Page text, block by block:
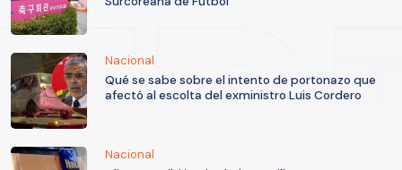
Nacional
Qué se sabe sobre el intento de portonazo que
afectó al escolta del exministro Luis Cordero
Nacional